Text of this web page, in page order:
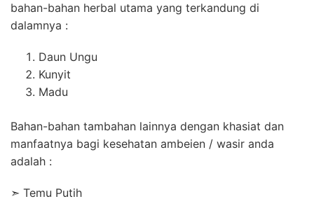
bahan-bahan herbal utama yang terkandung di
dalamnya :
Daun Ungu
Kunyit
Madu
Bahan-bahan tambahan lainnya dengan khasiat dan
manfaatnya bagi kesehatan ambeien / wasir anda
adalah :
➣ Temu Putih